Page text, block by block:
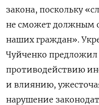
закона, поскольку
не сможет должным
наших граждан».
Чуйченко предложил
противодействию
и влиянию,
нарушение